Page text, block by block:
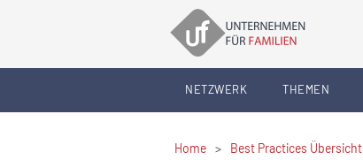
NETZWERK THEMEN
Home > Best Practices Übersicht